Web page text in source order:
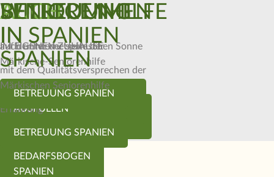
WILLKOMMEN
auf der Internetseite der
Märkische-Seniorenhilfe
BEDARFSBOGEN
BETREUUNG
IM EIGENEN ZUHAUSE
BEDARFSBOGEN
AUSFÜLLEN
AUCH
IN
SPANIEN
Betreuung mit Herz und
Erfahrung
BEDARFSBOGEN
SPANIEN
SENIORENHILFE
auch unter der spanischen Sonne
BETREUUNG SPANIEN
BETREUUNG
IN SPANIEN
mit dem Qualitätsversprechen der
Märkischen Seniorenhilfe
BETREUUNG SPANIEN